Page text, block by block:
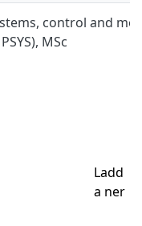
control and
MSc
Ladd
a ner